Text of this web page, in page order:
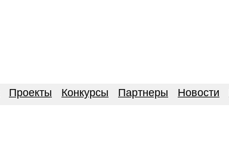
Проекты Конкурсы Партнеры Новости